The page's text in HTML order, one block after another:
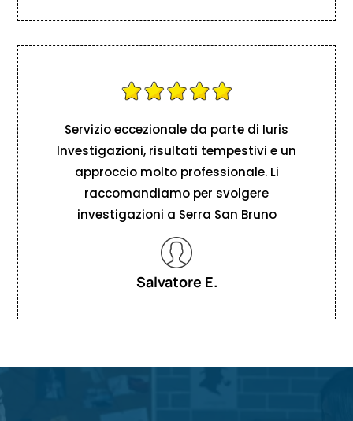
Servizio eccezionale da parte di Iuris
Investigazioni, risultati tempestivi e un
approccio molto professionale. Li
raccomandiamo per svolgere
investigazioni a Serra San Bruno
Salvatore E.